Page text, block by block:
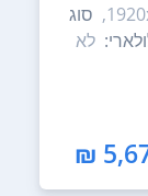
סוג
לא